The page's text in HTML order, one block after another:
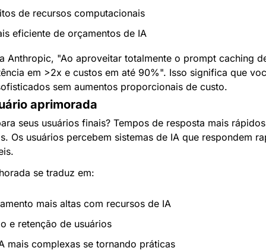
de recursos computacionais
eficiente de orçamentos de IA
Anthropic, "Ao aproveitar totalmente o prompt caching
em >2x e custos em até 90%". Isso significa que
sem aumentos proporcionais de custo.
aprimorada
seus usuários finais? Tempos de resposta mais
Os usuários percebem sistemas de IA que respondem
se traduz em:
mais altas com recursos de IA
e retenção de usuários
mais complexas se tornando práticas